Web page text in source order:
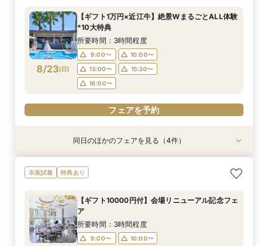
8/22(土)
9:00〜
13:00〜
14:00〜
フェアを予約
8/22(土)
付きフェアへご招待！
所要時間：2時間程度
フェアを予約
8/22(土)
15:00〜 15:30〜
フェアを予約
8/22(土)
名/50万の安心価格で叶える！アットホームＷ♪
所要時間：3時間程度
14:00〜
15:00〜
フェアを予約
8/23(日)
【ギフト1万円×近江牛】絶景WまるごとALL体験
*10大特典
所要時間：3時間程度
9:00〜
10:00〜
15:00〜
15:30〜
16:00〜
フェアを予約
特典あり
8/23(日)
【無料相談】結婚式の悩みや不安を解決・ブライ
ダル相談会
13:00〜
14:00〜
8/23(日)
【Webオンライン相談】ご遠方の方も在宅のまま
で安心！日程の空き状況＆お見積り相談まで♪か
付きフェアへご招待！
所要時間：2時間程度
8/23(日)
最短90分！見積×日程×クイック相談会
15:00〜 15:30〜
特典あり
8/23(日)
【8～30名様◇貸切り】水上ヴィラ見学×家族婚
プラン相談会！結婚式は大好きなご家族と♪そん
名/50万の安心価格で叶える！アットホームＷ♪
所要時間：3時間程度
14:00〜
15:00〜
同日のほかのフェアを見る（4件）
衣装試着 特典あり
【ギフト10000円付】会場リニューアル記念フェ
ア
所要時間：3時間程度
9:00〜 10:00〜